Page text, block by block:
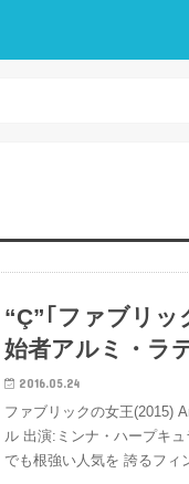
“Ç”｢ファブリッ
始者アルミ・ラ
2016.05.24
ファブリックの女王(2015)
ル 出演:ミンナ・ハープキ
でも根強い人気を 誇るフ